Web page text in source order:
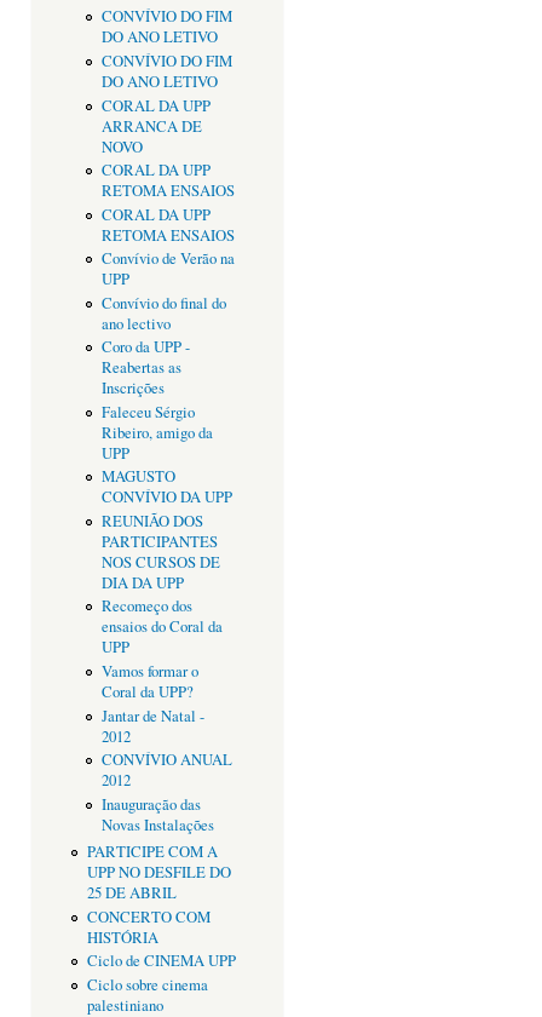
CONVÍVIO DO FIM
DO ANO LETIVO
CONVÍVIO DO FIM
DO ANO LETIVO
CORAL DA UPP
ARRANCA DE
NOVO
CORAL DA UPP
RETOMA ENSAIOS
CORAL DA UPP
RETOMA ENSAIOS
Convívio de Verão na
UPP
Convívio do final do
ano lectivo
Coro da UPP -
Reabertas as
Inscrições
Faleceu Sérgio
Ribeiro, amigo da
UPP
MAGUSTO
CONVÍVIO DA UPP
REUNIÃO DOS
PARTICIPANTES
NOS CURSOS DE
DIA DA UPP
Recomeço dos
ensaios do Coral da
UPP
Vamos formar o
Coral da UPP?
Jantar de Natal -
2012
CONVÍVIO ANUAL
2012
Inauguração das
Novas Instalações
PARTICIPE COM A
UPP NO DESFILE DO
25 DE ABRIL
CONCERTO COM
HISTÓRIA
Ciclo de CINEMA UPP
Ciclo sobre cinema
palestiniano